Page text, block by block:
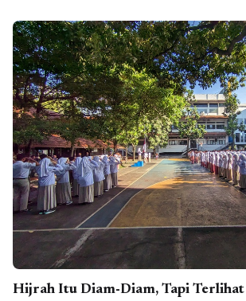
Hijrah Itu Diam-Diam, Tapi Terlihat